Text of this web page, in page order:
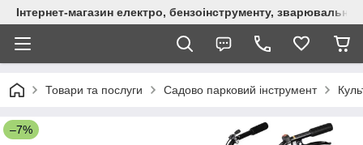
Інтернет-магазин електро, бензоінструменту,
Товари та послуги Садово парковий інструмент
–7%